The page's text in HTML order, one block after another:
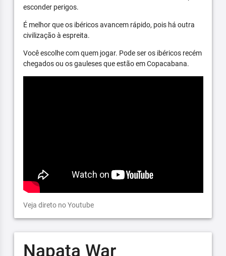
esconder perigos.
É melhor que os ibéricos avancem rápido, pois há outra
civilização à espreita.
Você escolhe com quem jogar. Pode ser os ibéricos recém
chegados ou os gauleses que estão em Copacabana.
Veja direto no Youtube
Napata War